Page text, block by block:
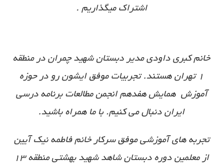
اشتراک میگذاریم .
خانم کبری داودی مدیر دبستان شهید چمران در منطقه
۱ تهران هستند. تجربیات موفق ایشون رو در حوزه
آموزش همایش هفدهم انجمن مطالعات برنامه درسی
ایران دنبال می کنیم. با ما همراه باشید.
تجربه های آموزشی موفق سرکار خانم فاطمه نیک آیین
از معلمین دوره دبستان شاهد شهید بهشتی منطقه ۱۳